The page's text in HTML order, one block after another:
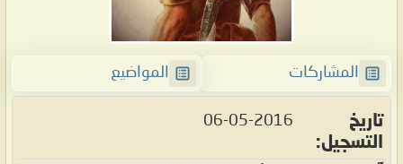
المشاركات المواضيع
تاريخ
التسجيل
06-05-2016